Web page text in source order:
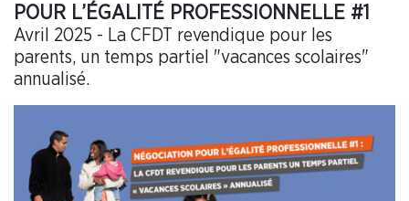
POUR L’ÉGALITÉ PROFESSIONNELLE #1
Avril 2025 - La CFDT revendique pour les
parents, un temps partiel "vacances scolaires"
annualisé.